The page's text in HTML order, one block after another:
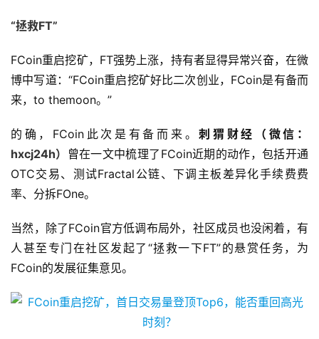
“拯救FT”
FCoin重启挖矿，FT强势上涨，持有者显得异常兴奋，在微
博中写道：“FCoin重启挖矿好比二次创业，FCoin是有备而
来，to themoon。”
的确，FCoin此次是有备而来。刺猬财经（微信：
hxcj24h）
曾在一文中梳理了FCoin近期的动作，包括开通
OTC交易、测试Fractal公链、下调主板差异化手续费费
率、分拆FOne。
当然，除了FCoin官方低调布局外，社区成员也没闲着，有
人甚至专门在社区发起了“拯救一下FT”的悬赏任务，为
FCoin的发展征集意见。